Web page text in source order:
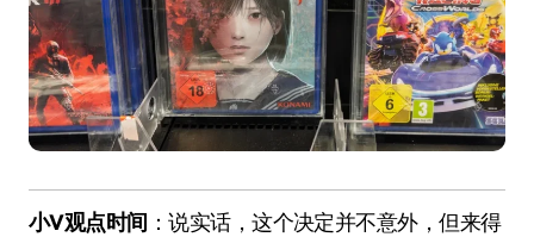
小V观点时间 ：说实话，这个决定并不意外，但来得